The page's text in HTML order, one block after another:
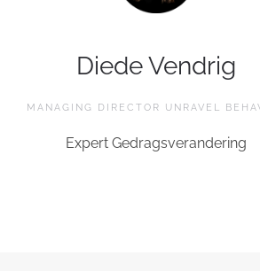
Diede Vendrig
MANAGING DIRECTOR UNRAVEL
Expert Gedragsverandering